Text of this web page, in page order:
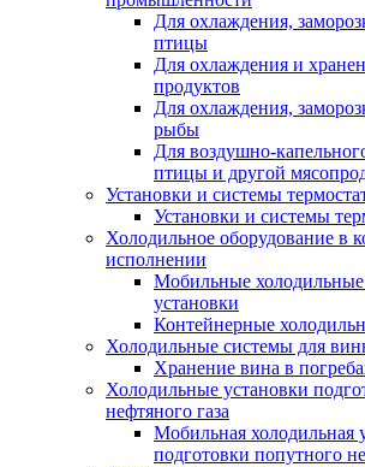
Для охлаждения,
птицы
Для охлаждения и
продуктов
Для охлаждения,
рыбы
Для воздушно-
птицы и другой
Установки и системы
Установки и системы
Холодильное оборудование в
исполнении
Мобильные
установки
Контейнерные
Холодильные системы для
Хранение вина в
Холодильные установки
нефтяного газа
Мобильная холодильная
подготовки попутного